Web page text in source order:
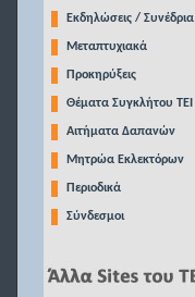
Εκδηλώσεις / Συνέδρια
Μεταπτυχιακά
Προκηρύξεις
Θέματα Συγκλήτου ΤΕΙ
Αιτήματα Δαπανών
Μητρώα Εκλεκτόρων
Περιοδικά
Σύνδεσμοι